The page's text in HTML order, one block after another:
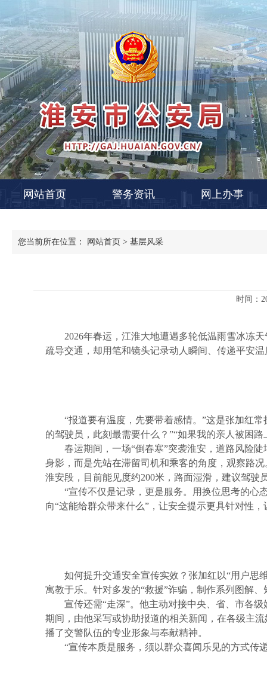
网站首页 警务资讯 网上办事
您当前所在位置： 网站首页 > 基层风采
时间
2026年春运，江淮大地遭遇多轮低温雨雪冰冻
疏导交通，却用笔和镜头记录动人瞬间、传递平安
“报道要有温度，先要带着感情。”这是张加红
的驾驶员，此刻最需要什么？”“如果我的亲人被困
春运期间，一场“倒春寒”突袭淮安，道路风险
身影，而是先站在滞留司机和乘客的角度，观察路
淮安段，目前能见度约200米，路面湿滑，建议驾驶
“宣传不仅是记录，更是服务。用换位思考的心
向“这能给群众带来什么”，让安全提示更具针对性
如何提升交通安全宣传实效？张加红以“用户思
寓教于乐。针对多发的“救援”诈骗，制作系列图解
宣传还需“走深”。他主动对接中央、省、市各
期间，由他采写或协助报道的相关新闻，在各级主
播了交警队伍的专业形象与奉献精神。
“宣传本质是服务，须以群众喜闻乐见的方式传